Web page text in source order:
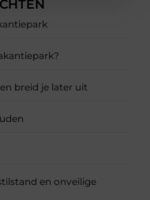
breid je later uit
en onveilige